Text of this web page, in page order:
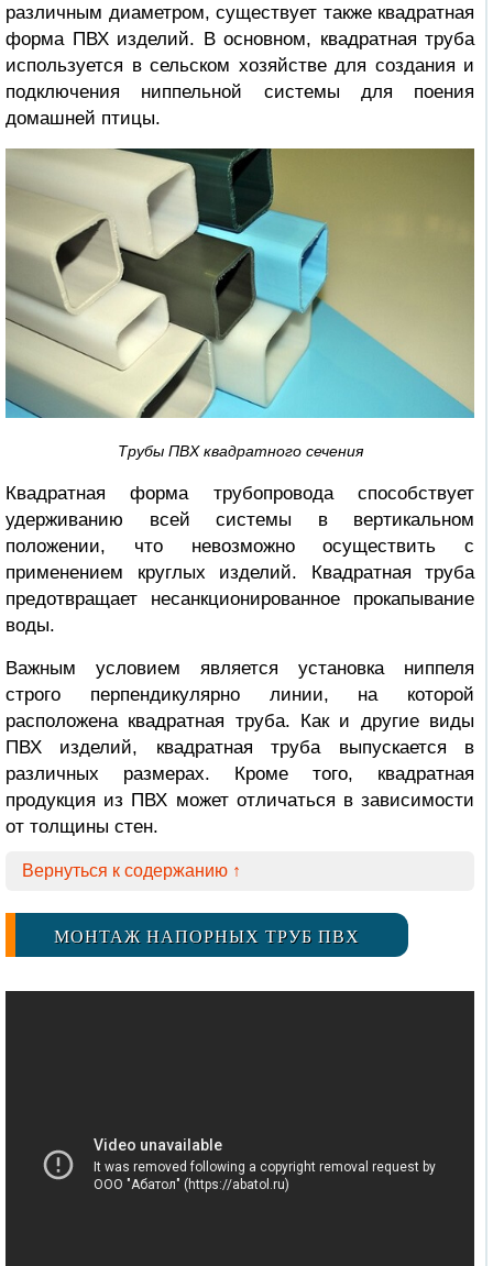
различным диаметром, существует также квадратная
форма ПВХ изделий. В основном, квадратная труба
используется в сельском хозяйстве для создания и
подключения ниппельной системы для поения
домашней птицы.
Трубы ПВХ квадратного сечения
Квадратная форма трубопровода способствует
удерживанию всей системы в вертикальном
положении, что невозможно осуществить с
применением круглых изделий. Квадратная труба
предотвращает несанкционированное прокапывание
воды.
Важным условием является установка ниппеля
строго перпендикулярно линии, на которой
расположена квадратная труба. Как и другие виды
ПВХ изделий, квадратная труба выпускается в
различных размерах. Кроме того, квадратная
продукция из ПВХ может отличаться в зависимости
от толщины стен.
Вернуться к содержанию ↑
МОНТАЖ НАПОРНЫХ ТРУБ ПВХ